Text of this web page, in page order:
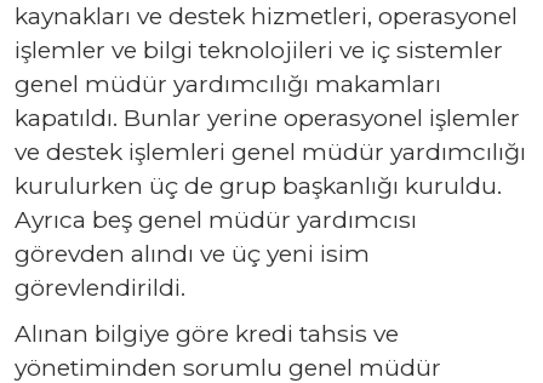
kaynakları ve destek hizmetleri, operasyonel
işlemler ve bilgi teknolojileri ve iç sistemler
genel müdür yardımcılığı makamları
kapatıldı. Bunlar yerine operasyonel işlemler
ve destek işlemleri genel müdür yardımcılığı
kurulurken üç de grup başkanlığı kuruldu.
Ayrıca beş genel müdür yardımcısı
görevden alındı ve üç yeni isim
görevlendirildi.
Alınan bilgiye göre kredi tahsis ve
yönetiminden sorumlu genel müdür